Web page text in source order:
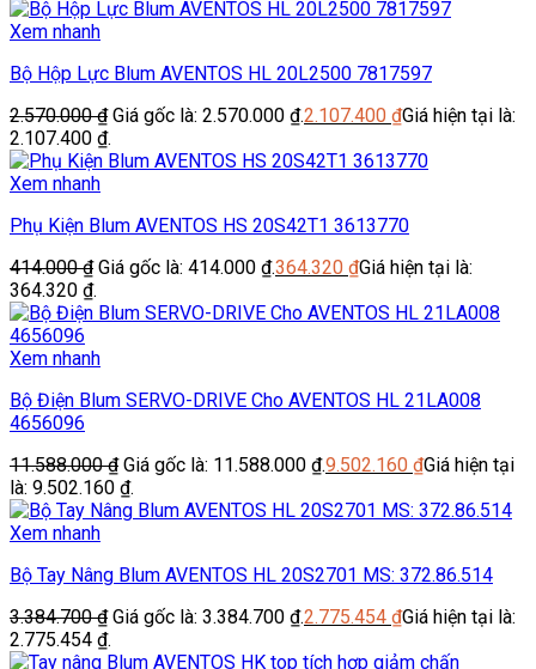
Xem nhanh
Bộ Hộp Lực Blum AVENTOS HL 20L2500 7817597
2.570.000₫ Giá gốc là: 2.570.000 ₫.2.107.400 ₫Giá hiện tại là:
2.107.400 ₫.
Xem nhanh
Phụ Kiện Blum AVENTOS HS 20S42T1 3613770
414.000₫ Giá gốc là: 414.000 ₫.364.320 ₫Giá hiện tại là:
364.320 ₫.
Xem nhanh
Bộ Điện Blum SERVO-DRIVE Cho AVENTOS HL 21LA008
4656096
11.588.000₫ Giá gốc là: 11.588.000 ₫.9.502.160 ₫Giá hiện tại
là: 9.502.160 ₫.
Xem nhanh
Bộ Tay Nâng Blum AVENTOS HL 20S2701 MS: 372.86.514
3.384.700₫ Giá gốc là: 3.384.700 ₫.2.775.454 ₫Giá hiện tại là:
2.775.454 ₫.